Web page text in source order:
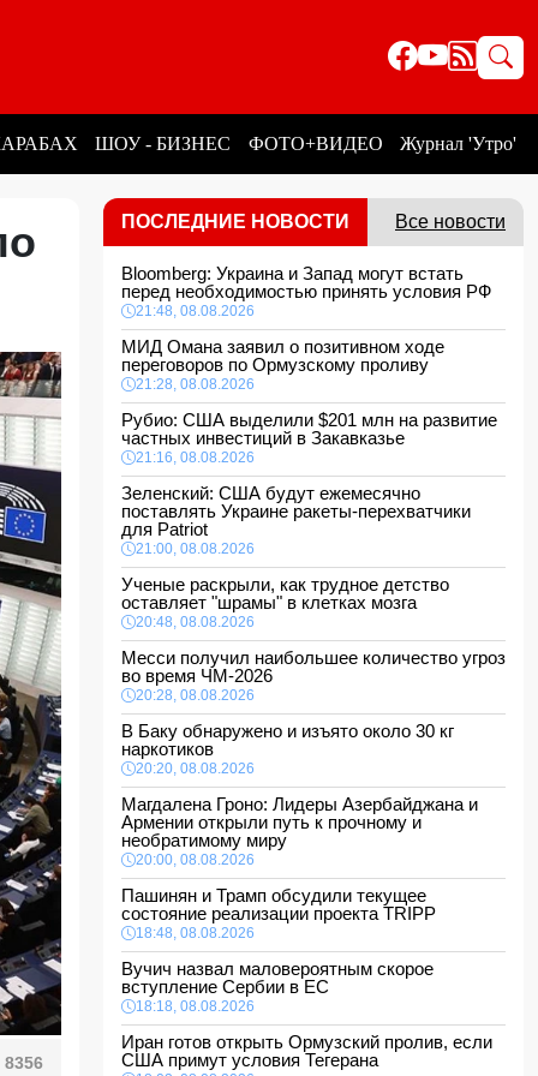
ШОУ - БИЗНЕС ФОТО+ВИДЕО Журнал 'Утро'
8356
ПОСЛЕДНИЕ НОВОСТИ Все новости
Bloomberg: Украина и Запад могут встать
перед необходимостью принять условия РФ
21:48, 08.08.2026
МИД Омана заявил о позитивном ходе
переговоров по Ормузскому проливу
21:28, 08.08.2026
Рубио: США выделили $201 млн на развитие
частных инвестиций в Закавказье
21:16, 08.08.2026
Зеленский: США будут ежемесячно
поставлять Украине ракеты-перехватчики
для Patriot
21:00, 08.08.2026
Ученые раскрыли, как трудное детство
оставляет "шрамы" в клетках мозга
20:48, 08.08.2026
Месси получил наибольшее количество угроз
во время ЧМ-2026
20:28, 08.08.2026
В Баку обнаружено и изъято около 30 кг
наркотиков
20:20, 08.08.2026
Магдалена Гроно: Лидеры Азербайджана и
Армении открыли путь к прочному и
необратимому миру
20:00, 08.08.2026
Пашинян и Трамп обсудили текущее
состояние реализации проекта TRIPP
18:48, 08.08.2026
Вучич назвал маловероятным скорое
вступление Сербии в ЕС
18:18, 08.08.2026
Иран готов открыть Ормузский пролив, если
США примут условия Тегерана